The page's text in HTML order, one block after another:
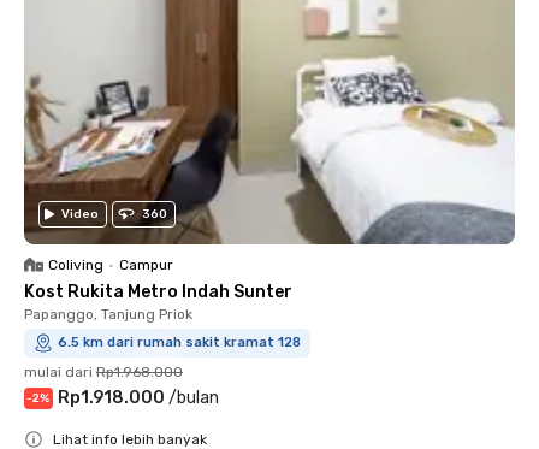
Video 360
Coliving • Campur
Kost Rukita Metro Indah Sunter
Papanggo, Tanjung Priok
6.5 km dari rumah sakit kramat 128
mulai dari Rp1.968.000
-2% Rp1.918.000 /bulan
Lihat info lebih banyak